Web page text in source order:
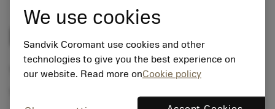
Leadwell
Tool holder programme
Turning centre with milling option
We use cookies
Sandvik Coromant use cookies and other
technologies to give you the best experience on
our website. Read more onCookie policy